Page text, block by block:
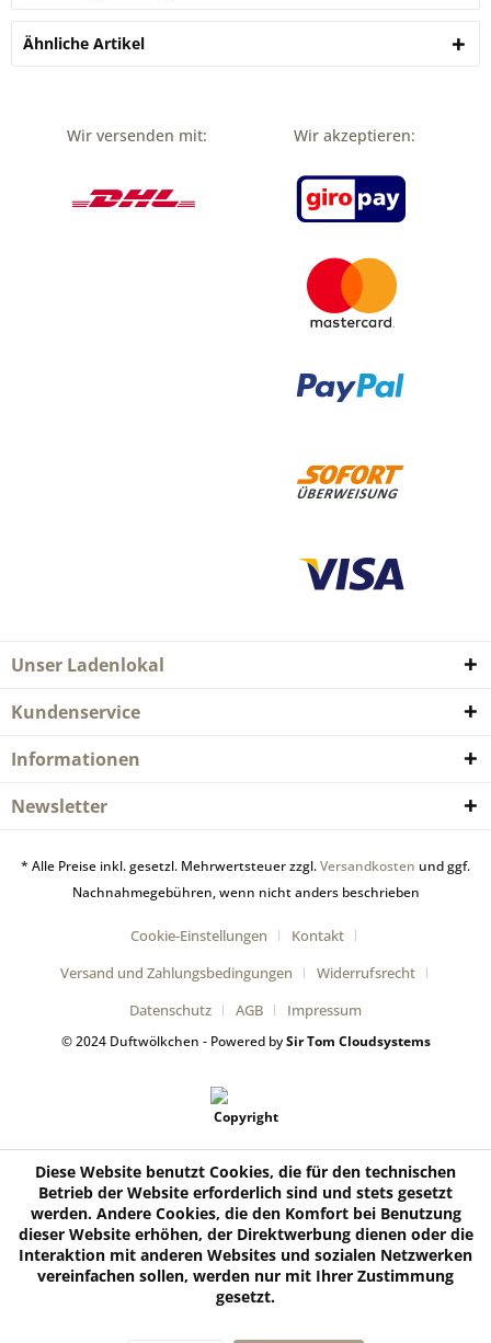
Ähnliche Artikel
Wir versenden mit: Wir akzeptieren:
Unser Ladenlokal
Kundenservice
Informationen
Newsletter
* Alle Preise inkl. gesetzl. Mehrwertsteuer zzgl.Versandkosten und ggf.
Nachnahmegebühren, wenn nicht anders beschrieben
Cookie-Einstellungen
Kontakt
Versand und Zahlungsbedingungen
Widerrufsrecht
Datenschutz
AGB Impressum
© 2024 Duftwölkchen - Powered bySir Tom Cloudsystems
Diese Website benutzt Cookies, die für den technischen
Betrieb der Website erforderlich sind und stets gesetzt
werden. Andere Cookies, die den Komfort bei Benutzung
dieser Website erhöhen, der Direktwerbung dienen oder die
Interaktion mit anderen Websites und sozialen Netzwerken
vereinfachen sollen, werden nur mit Ihrer Zustimmung
gesetzt.